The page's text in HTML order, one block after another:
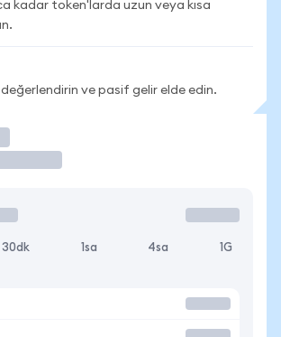
kadar token'larda uzun veya kısa
ve pasif gelir elde edin.
30dk 1sa 4sa 1G